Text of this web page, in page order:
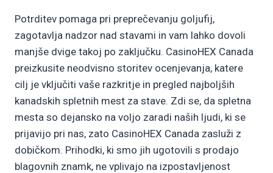
Potrditev pomaga pri preprečevanju goljufij,
zagotavlja nadzor nad stavami in vam lahko dovoli
manjše dvige takoj po zaključku. CasinoHEX Canada
preizkusite neodvisno storitev ocenjevanja, katere
cilj je vključiti vaše razkritje in pregled najboljših
kanadskih spletnih mest za stave. Zdi se, da spletna
mesta so dejansko na voljo zaradi naših ljudi, ki se
prijavijo pri nas, zato CasinoHEX Canada zasluži z
dobičkom. Prihodki, ki smo jih ugotovili s prodajo
blagovnih znamk, ne vplivajo na izpostavljenost